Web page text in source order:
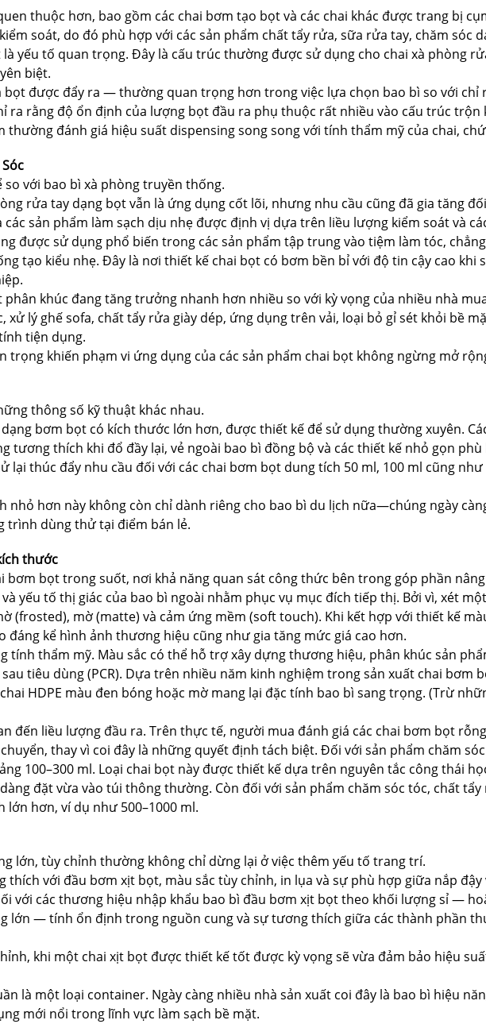
thuộc hơn, bao gồm các chai bơm tạo bọt và các chai khác được trang bị
soát, do đó phù hợp với các sản phẩm chất tẩy rửa, sữa rửa tay, chăm sóc
yếu tố quan trọng. Đây là cấu trúc thường được sử dụng cho chai xà phòng
biệt.
được đẩy ra — thường quan trọng hơn trong việc lựa chọn bao bì so với chỉ
ra rằng độ ổn định của lượng bọt đầu ra phụ thuộc rất nhiều vào cấu trúc trộn
đánh giá hiệu suất dispensing song song với tính thẩm mỹ của chai,
với bao bì xà phòng truyền thống.
rửa tay dạng bọt vẫn là ứng dụng cốt lõi, nhưng nhu cầu cũng đã gia tăng
sản phẩm làm sạch dịu nhẹ được định vị dựa trên liều lượng kiểm soát và
được sử dụng phổ biến trong các sản phẩm tập trung vào tiệm làm tóc,
tạo kiểu nhẹ. Đây là nơi thiết kế chai bọt có bơm bền bỉ với độ tin cậy cao khi
khúc đang tăng trưởng nhanh hơn nhiều so với kỳ vọng của nhiều nhà
lý ghế sofa, chất tẩy rửa giày dép, ứng dụng trên vải, loại bỏ gỉ sét khỏi bề
tiện dụng.
trọng khiến phạm vi ứng dụng của các sản phẩm chai bọt không ngừng mở
thông số kỹ thuật khác nhau.
bơm bọt có kích thước lớn hơn, được thiết kế để sử dụng thường xuyên.
tương thích khi đổ đầy lại, vẻ ngoài bao bì đồng bộ và các thiết kế nhỏ gọn
lại thúc đẩy nhu cầu đối với các chai bơm bọt dung tích 50 ml, 100 ml cũng
nhỏ hơn này không còn chỉ dành riêng cho bao bì du lịch nữa—chúng ngày
trình dùng thử tại điểm bán lẻ.
thước
bơm bọt trong suốt, nơi khả năng quan sát công thức bên trong góp phần
yếu tố thị giác của bao bì ngoài nhằm phục vụ mục đích tiếp thị. Bởi vì, xét
(frosted), mờ (matte) và cảm ứng mềm (soft touch). Khi kết hợp với thiết kế
đáng kể hình ảnh thương hiệu cũng như gia tăng mức giá cao hơn.
tính thẩm mỹ. Màu sắc có thể hỗ trợ xây dựng thương hiệu, phân khúc sản
tiêu dùng (PCR). Dựa trên nhiều năm kinh nghiệm trong sản xuất chai bơm
HDPE màu đen bóng hoặc mờ mang lại đặc tính bao bì sang trọng. (Trừ
đến liều lượng đầu ra. Trên thực tế, người mua đánh giá các chai bơm bọt
thay vì coi đây là những quyết định tách biệt. Đối với sản phẩm chăm
100–300 ml. Loại chai bọt này được thiết kế dựa trên nguyên tắc công thái
đặt vừa vào túi thông thường. Còn đối với sản phẩm chăm sóc tóc, chất
hơn, ví dụ như 500–1000 ml.
lớn, tùy chỉnh thường không chỉ dừng lại ở việc thêm yếu tố trang trí.
thích với đầu bơm xịt bọt, màu sắc tùy chỉnh, in lụa và sự phù hợp giữa nắp
với các thương hiệu nhập khẩu bao bì đầu bơm xịt bọt theo khối lượng sỉ —
lớn — tính ổn định trong nguồn cung và sự tương thích giữa các thành phần
khi một chai xịt bọt được thiết kế tốt được kỳ vọng sẽ vừa đảm bảo hiệu
là một loại container. Ngày càng nhiều nhà sản xuất coi đây là bao bì hiệu
mới nổi trong lĩnh vực làm sạch bề mặt.